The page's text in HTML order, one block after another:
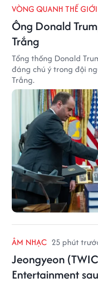
VÒNG QUANH THẾ GIỚI
Ông Donald
Trắng
Tổng thống Donald
đáng chú ý trong đội
Trắng.
ÂM NHẠC 25 phút
Jeongyeon
Entertainment